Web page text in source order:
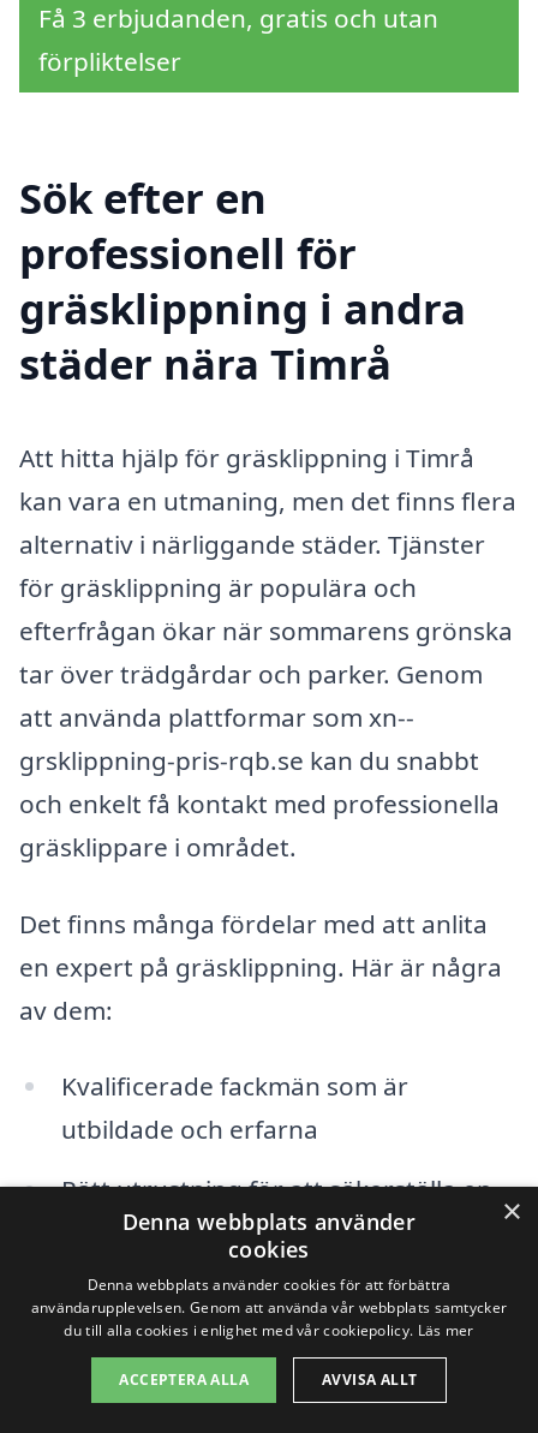
Få 3 erbjudanden, gratis och utan
förpliktelser
Sök efter en
professionell för
gräsklippning i andra
städer nära Timrå
Att hitta hjälp för gräsklippning i Timrå
kan vara en utmaning, men det finns flera
alternativ i närliggande städer. Tjänster
för gräsklippning är populära och
efterfrågan ökar när sommarens grönska
tar över trädgårdar och parker. Genom
att använda plattformar som xn--
grsklippning-pris-rqb.se kan du snabbt
och enkelt få kontakt med professionella
gräsklippare i området.
Det finns många fördelar med att anlita
en expert på gräsklippning. Här är några
av dem:
Kvalificerade fackmän som är
utbildade och erfarna
Rätt utrustning för att säkerställa en
jämn och effektiv klippning
Tidssparande – du slipper tänka på
gräsklippningen själv
Erbjudanden och paketpriser kan vara
×
Denna webbplats använder
cookies
Denna webbplats använder cookies för att förbättra
användarupplevelsen. Genom att använda vår webbplats samtycker
du till alla cookies i enlighet med vår cookiepolicy. Läs mer
ACCEPTERA ALLA AVVISA ALLT